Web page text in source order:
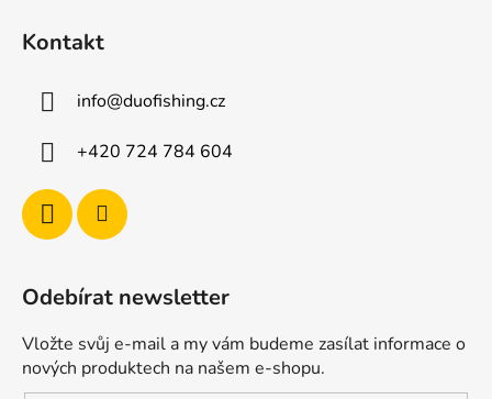
Kontakt
info@duofishing.cz
+420 724 784 604
Odebírat newsletter
Vložte svůj e-mail a my vám budeme zasílat informace o
nových produktech na našem e-shopu.